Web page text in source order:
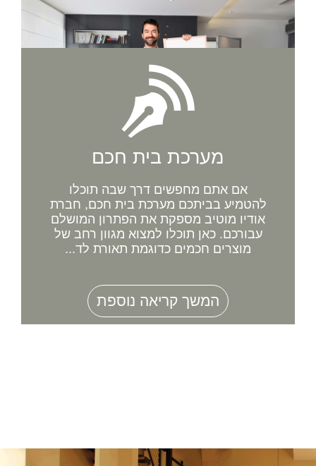
מערכת בית חכם
אם אתם מחפשים דרך שבה תוכלו
להטמיע בביתכם מערכת בית חכם, חברת
אודיו מוטיב מספקת את הפתרון המושלם
עבורכם. כאן תוכלו למצוא מגוון רחב של
מוצרים חכמים כדוגמת תאורת לד...
המשך קריאה נוספת